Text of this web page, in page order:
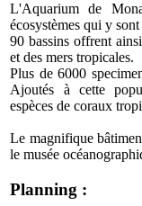
L'Aquarium de
écosystèmes qui y
90 bassins offrent
et des mers tropicales.
Plus de 6000
Ajoutés à cette
espèces de coraux
Le magnifique
le musée
Planning :